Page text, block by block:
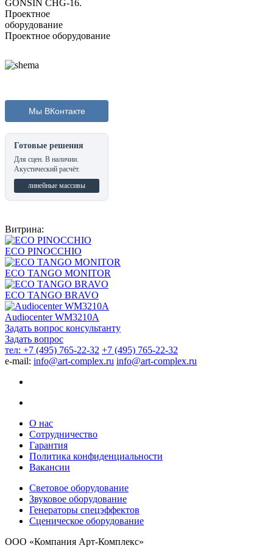
GONSIN CHG-16.
Проектное
оборудование
Проектное оборудование
Мы ВКонтакте
Готовые решения
Для сцен. В наличии.
Акустический расчёт.
линейные массивы
Витрина:
ECO PINOCCHIO
ECO TANGO MONITOR
ECO TANGO BRAVO
Audiocenter WM3210A
Задать вопрос консультанту
Задать вопрос
тел: +7 (495) 765-22-32 +7 (495) 765-22-32
e-mail: info@art-complex.ru info@art-complex.ru
О нас
Сотрудничество
Гарантия
Политика конфиденциальности
Вакансии
Световое оборудование
Звуковое оборудование
Генераторы спецэффектов
Сценическое оборудование
ООО «Компания Арт-Комплекс»